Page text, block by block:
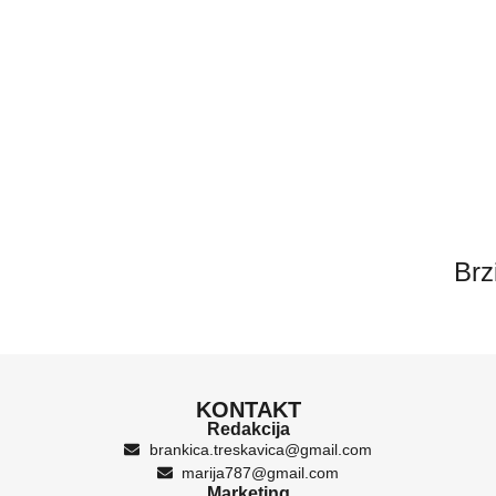
KONTAKT
Redakcija
brankica.treskavica@gmail.com
marija787@gmail.com